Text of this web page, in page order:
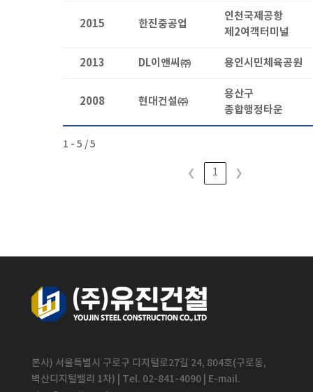
2015 한진중공업
인천국제공항
제2여객터미널
2013 DL이앤씨㈜ 용인시민체육공원
2008 현대건설㈜
용산구
종합행정타운
1 - 5 / 5
❮ 1 ❯
본사) 서울특별시 구로구 디지털로27길 24, 804호(구로동,
벽산디지털밸리 1차) | Tel. 02-841-4090 | E-mail.